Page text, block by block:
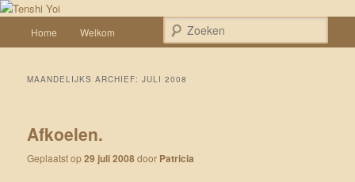
Spring naar de primaire inhoud
Spring naar de secundaire inhoud
Tenshi Yoi
Een weblog over onze Shiba’s (Keiko, Rontu, Miyuki, Tatsu en Yumi)
Home Welkom
MAANDELIJKS ARCHIEF:JULI 2008
Afkoelen.
Geplaatst op29 juli 2008door Patricia